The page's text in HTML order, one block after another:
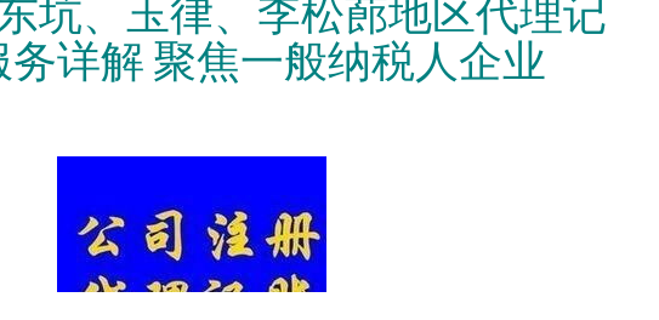
坑、玉律、李松蓢地区代理记
详解 聚焦一般纳税人企业